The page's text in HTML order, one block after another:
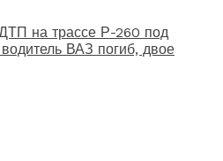
на трассе Р-260 под
ВАЗ погиб, двое